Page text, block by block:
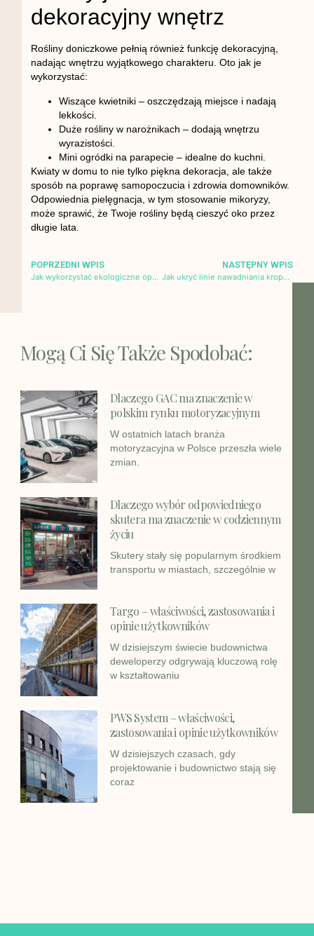
dekoracyjny wnętrz
Rośliny doniczkowe pełnią również funkcję dekoracyjną,
nadając wnętrzu wyjątkowego charakteru. Oto jak je
wykorzystać:
Wiszące kwietniki– oszczędzają miejsce i nadają
lekkości.
Duże rośliny w narożnikach – dodają wnętrzu
wyrazistości.
Mini ogródki na parapecie– idealne do kuchni.
Kwiaty w domu to nie tylko piękna dekoracja, ale także
sposób na poprawę samopoczucia i zdrowia domowników.
Odpowiednia pielęgnacja, w tym stosowanie mikoryzy,
może sprawić, że Twoje rośliny będą cieszyć oko przez
długie lata.
POPRZEDNI WPIS
Jak wykorzystać ekologiczne opakowania w aranżacji wnętrz?
NASTĘPNY WPIS
Jak ukryć linie nawadniania kropelkowego?
Mogą Ci Się Także Spodobać:
Dlaczego GAC ma znaczenie w
polskim rynku motoryzacyjnym
W ostatnich latach branża
motoryzacyjna w Polsce przeszła wiele
zmian.
Dlaczego wybór odpowiedniego
skutera ma znaczenie w codziennym
życiu
Skutery stały się popularnym środkiem
transportu w miastach, szczególnie w
Targo – właściwości, zastosowania i
opinie użytkowników
W dzisiejszym świecie budownictwa
deweloperzy odgrywają kluczową rolę
w kształtowaniu
PWS System – właściwości,
zastosowania i opinie użytkowników
W dzisiejszych czasach, gdy
projektowanie i budownictwo stają się
coraz